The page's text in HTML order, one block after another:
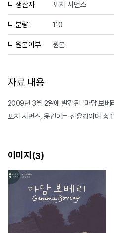
생산자 포지 시먼스
분량 110
원본여부 원본
자료 내용
2009년 3월 2일에 발간된 『마담 보베
포지 시먼스, 옮긴이는 신윤경이며 총
이미지(3)